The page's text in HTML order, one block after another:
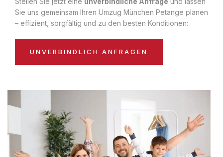
Sie uns gemeinsam Ihren Umzug München Petange planen
– effizient, sorgfältig und zu den besten Konditionen:
UNVERBINDLICH ANFRAGEN